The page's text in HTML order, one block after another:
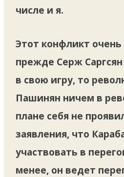
числе и я.
Этот конфликт
прежде Серж
в свою игру, то
Пашинян ничем в
плане себя не
заявления, что
участвовать в
менее, он ведет